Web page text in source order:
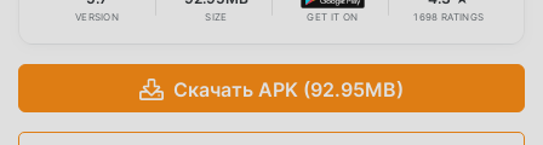
VERSION SIZE GET IT ON 1698 RATINGS
Скачать APK (92.95MB)